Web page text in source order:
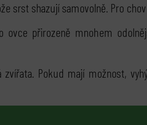
srst shazují samovolně. Pro
přirozeně mnohem
Pokud mají možnost,